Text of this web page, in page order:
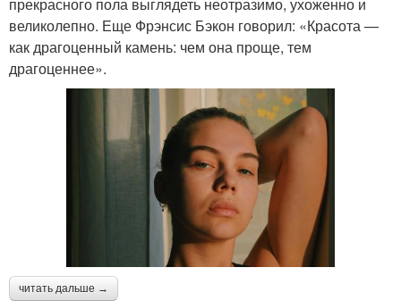
прекрасного пола выглядеть неотразимо, ухоженно и
великолепно. Еще Фрэнсис Бэкон говорил: «Красота —
как драгоценный камень: чем она проще, тем
драгоценнее».
читать дальше →